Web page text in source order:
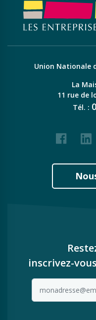
Union Nationale
La
11 rue de
Tél. :
Facebook
inscrivez-